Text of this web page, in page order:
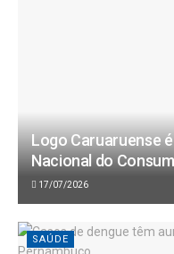
Logo Caruaruense
Nacional do
17/07/2026
SAÚDE